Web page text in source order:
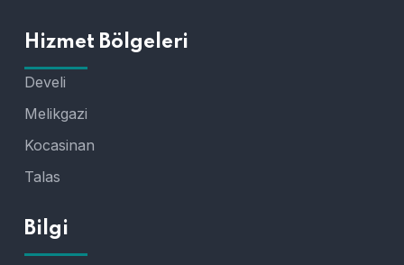
Hizmet Bölgeleri
Develi
Melikgazi
Kocasinan
Talas
Bilgi